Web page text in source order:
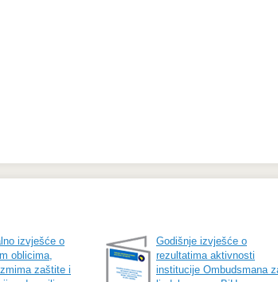
izvješće o
oblicima,
zaštite i
Godišnje izvješće o
rezultatima aktivnosti
institucije Ombudsmana